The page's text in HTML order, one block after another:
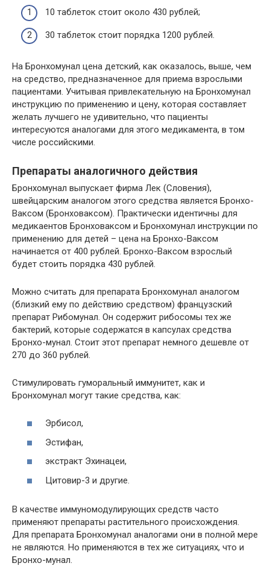
10 таблеток стоит около 430 рублей;
30 таблеток стоит порядка 1200 рублей.
На Бронхомунал цена детский, как оказалось, выше, чем
на средство, предназначенное для приема взрослыми
пациентами. Учитывая привлекательную на Бронхомунал
инструкцию по применению и цену, которая составляет
желать лучшего не удивительно, что пациенты
интересуются аналогами для этого медикамента, в том
числе российскими.
Препараты аналогичного действия
Бронхомунал выпускает фирма Лек (Словения),
швейцарским аналогом этого средства является Бронхо-
Ваксом (Бронховаксом). Практически идентичны для
медикаентов Бронховаксом и Бронхомунал инструкции по
применению для детей – цена на Бронхо-Ваксом
начинается от 400 рублей. Бронхо-Ваксом взрослый
будет стоить порядка 430 рублей.
Можно считать для препарата Бронхомунал аналогом
(близкий ему по действию средством) французский
препарат Рибомунал. Он содержит рибосомы тех же
бактерий, которые содержатся в капсулах средства
Бронхо-мунал. Стоит этот препарат немного дешевле от
270 до 360 рублей.
Стимулировать гуморальный иммунитет, как и
Бронхомунал могут такие средства, как:
Эрбисол,
Эстифан,
экстракт Эхинацеи,
Цитовир-3 и другие.
В качестве иммуномодулирующих средств часто
применяют препараты растительного происхождения.
Для препарата Бронхомунал аналогами они в полной мере
не являются. Но применяются в тех же ситуациях, что и
Бронхо-мунал.